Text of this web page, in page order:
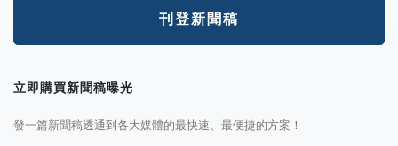
刊登新聞稿
立即購買新聞稿曝光
發一篇新聞稿透通到各大媒體的最快速、最便捷的方案！